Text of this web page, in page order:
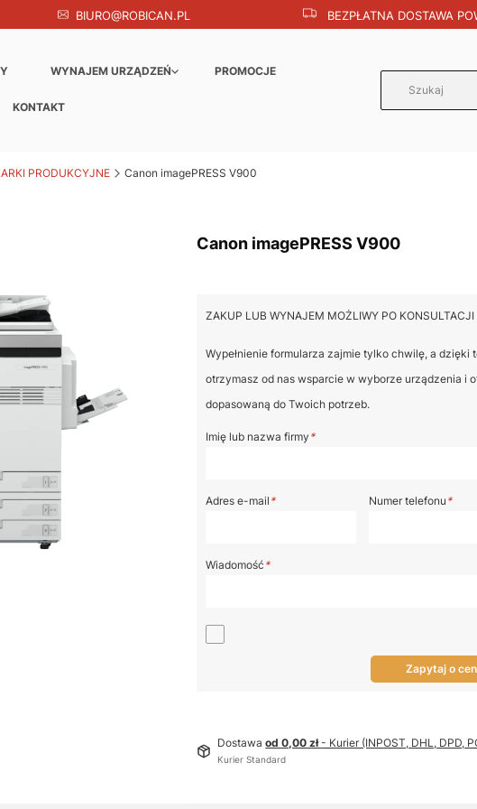
BIURO@ROBICAN.PL BEZPŁATNA DOSTAWA
WYNAJEM URZĄDZEŃ PROMOCJE
KONTAKT
PRODUKCYJNE Canon imagePRESS V900
Canon imagePRESS V900
ZAKUP LUB WYNAJEM MOŻLIWY PO KONSULTACJI
Wypełnienie formularza zajmie tylko chwilę, a dzięki
otrzymasz od nas wsparcie w wyborze urządzenia i
dopasowaną do Twoich potrzeb.
Imię lub nazwa firmy *
Adres e-mail * Numer telefonu *
Wiadomość *
Zapytaj o
Dostawaod 0,00 zł- Kurier (INPOST, DHL, DPD,
Kurier Standard